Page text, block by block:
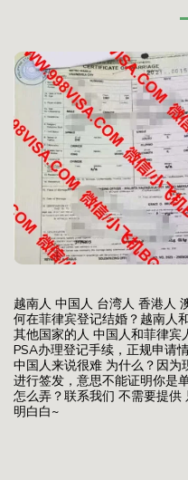
越南人 中国人 台湾人 香港人
何在菲律宾登记结婚？越南人
其他国家的人 中国人和菲律
PSA办理登记手续，正规申请
中国人来说很难 为什么？因为
进行签发，意思不能证明你是
怎么弄？联系我们 不需要提供
明白白~